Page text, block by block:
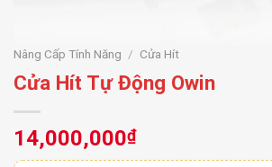
Nâng Cấp Tính Năng / Cửa Hít
Cửa Hít Tự Động Owin
14,000,000₫